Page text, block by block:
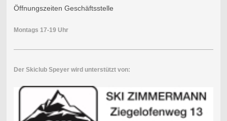
Öffnungszeiten Geschäftsstelle
Montags 17-19 Uhr
Der Skiclub Speyer wird unterstützt von: